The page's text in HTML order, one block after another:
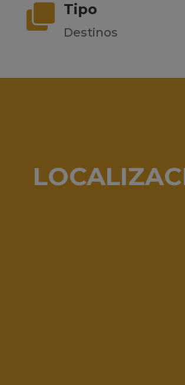
 Tipo
Destinos